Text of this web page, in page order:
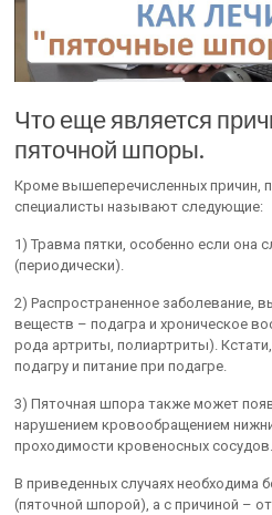
Что еще является
пяточной шпоры.
Кроме вышеперечисленных причин,
специалисты называют следующие:
1) Травма пятки, особенно если она
(периодически).
2) Распространенное заболевание,
веществ – подагра и хроническое
рода артриты, полиартриты).
подагру и питание при подагре.
3) Пяточная шпора также может
нарушением кровообращением
проходимости кровеносных сосудов.
В приведенных случаях необходима
(пяточной шпорой), а с причиной –